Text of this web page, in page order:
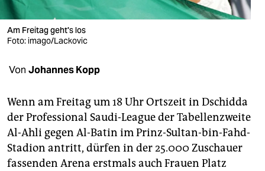
verlag
verlag
veranstaltungen
fragen & hilfe
unterstützen
abo
Am Freitag geht's los
Foto: imago/Lackovic
Von Johannes Kopp
Wenn am Freitag um 18 Uhr Ortszeit in Dschidda
der Professional Saudi-League der Tabellenzweite
Al-Ahli gegen Al-Batin im Prinz-Sultan-bin-Fahd-
Stadion antritt, dürfen in der 25.000 Zuschauer
fassenden Arena erstmals auch Frauen Platz